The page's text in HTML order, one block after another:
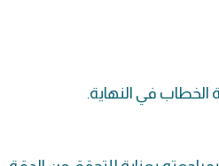
الخطاب في النهاية.